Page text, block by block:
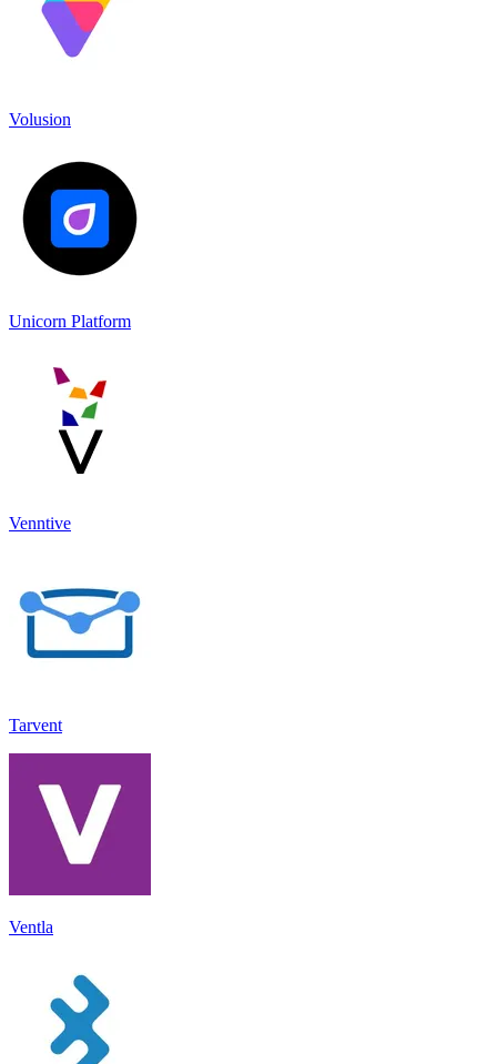
Volusion
Unicorn Platform
Venntive
Tarvent
Ventla